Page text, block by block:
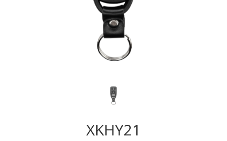
XKHY21